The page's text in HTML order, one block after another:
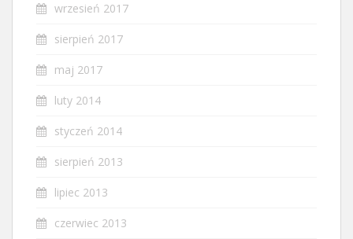
wrzesień 2017
sierpień 2017
maj 2017
luty 2014
styczeń 2014
sierpień 2013
lipiec 2013
czerwiec 2013